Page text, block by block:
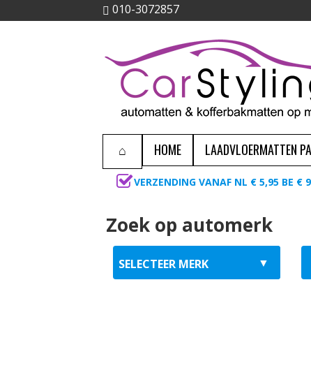
010-3072857
HOME LAADVLOERMATTEN
VERZENDING VANAF NL € 5,95 BE €
Zoek op automerk